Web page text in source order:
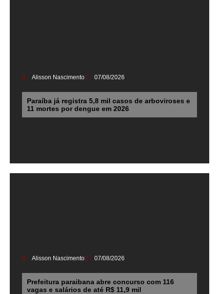
Alisson Nascimento 07/08/2026
Paraíba já registra 5,8 mil casos de arboviroses e
11 mortes por dengue em 2026
Alisson Nascimento 07/08/2026
Prefeitura paraibana abre concurso com 116
vagas e salários de até R$ 11,9 mil